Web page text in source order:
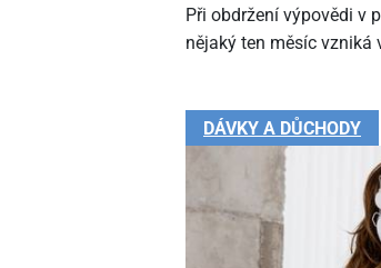
Při obdržení výpovědi v
nějaký ten měsíc vzniká
DÁVKY A DŮCHODY